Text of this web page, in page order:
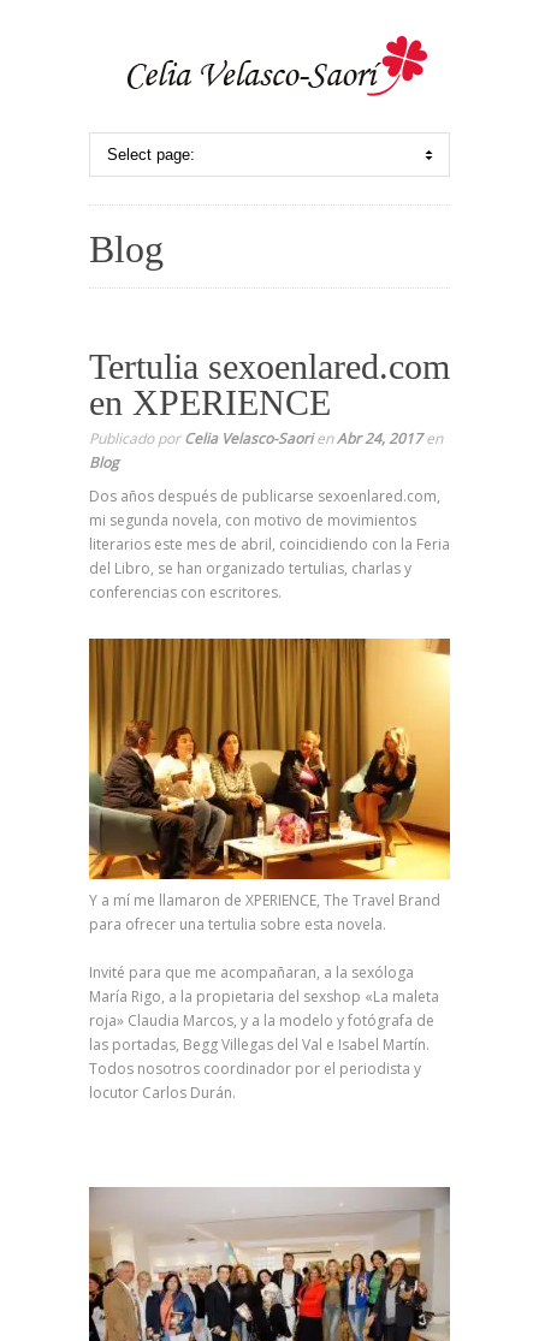
Blog
Tertulia sexoenlared.com
en XPERIENCE
Publicado porCelia Velasco-SaorienAbr 24, 2017en
Blog
Dos años después de publicarse sexoenlared.com,
mi segunda novela, con motivo de movimientos
literarios este mes de abril, coincidiendo con la Feria
del Libro, se han organizado tertulias, charlas y
conferencias con escritores.
Y a mí me llamaron de XPERIENCE, The Travel Brand
para ofrecer una tertulia sobre esta novela.
Invité para que me acompañaran, a la sexóloga
María Rigo, a la propietaria del sexshop «La maleta
roja» Claudia Marcos, y a la modelo y fotógrafa de
las portadas, Begg Villegas del Val e Isabel Martín.
Todos nosotros coordinador por el periodista y
locutor Carlos Durán.